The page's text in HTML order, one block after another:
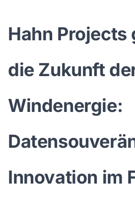
Hahn Projects
die Zukunft
Windenergie:
Innovation im